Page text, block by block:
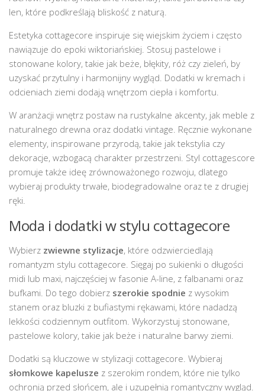
len, które podkreślają bliskość z naturą.
Estetyka cottagecore inspiruje się wiejskim życiem i często
nawiązuje do epoki wiktoriańskiej. Stosuj pastelowe i
stonowane kolory, takie jak beże, błękity, róż czy zieleń, by
uzyskać przytulny i harmonijny wygląd. Dodatki w kremach i
odcieniach ziemi dodają wnętrzom ciepła i komfortu.
W aranżacji wnętrz postaw na rustykalne akcenty, jak meble z
naturalnego drewna oraz dodatki vintage. Ręcznie wykonane
elementy, inspirowane przyrodą, takie jak tekstylia czy
dekoracje, wzbogacą charakter przestrzeni. Styl cottagescore
promuje także ideę zrównoważonego rozwoju, dlatego
wybieraj produkty trwałe, biodegradowalne oraz te z drugiej
ręki.
Moda i dodatki w stylu cottagecore
Wybierz zwiewne stylizacje, które odzwierciedlają
romantyzm stylu cottagecore. Sięgaj po sukienki o długości
midi lub maxi, najczęściej w fasonie A-line, z falbanami oraz
bufkami. Do tego dobierz szerokie spodnie z wysokim
stanem oraz bluzki z bufiastymi rękawami, które nadadzą
lekkości codziennym outfitom. Wykorzystuj stonowane,
pastelowe kolory, takie jak beże i naturalne barwy ziemi.
Dodatki są kluczowe w stylizacji cottagecore. Wybieraj
słomkowe kapelusze z szerokim rondem, które nie tylko
ochronią przed słońcem, ale i uzupełnią romantyczny wygląd.